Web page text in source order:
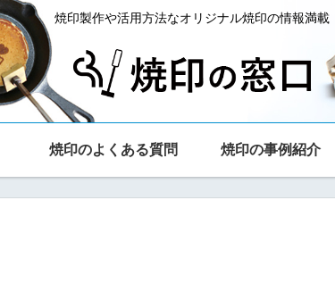
焼印製作や活用方法なオリジナル焼印の情報満載
焼印のよくある質問 焼印の事例紹介